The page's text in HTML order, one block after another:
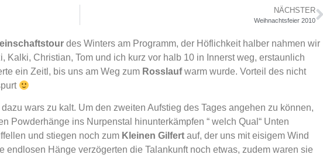
NÄCHSTER
Weihnachtsfeier 2010
des Winters am Programm, der Höflichkeit halber nahmen wir
Kalki, Christian, Tom und ich kurz vor halb 10 in Innerst weg, erstaunlich
ein Zeitl, bis uns am Weg zum Rosslaufwarm wurde. Vorteil des nicht
wars zu kalt. Um den zweiten Aufstieg des Tages angehen zu können,
Powderhänge ins Nurpenstal hinunterkämpfen “ welch Qual“ Unten
und stiegen noch zum Kleinen Gilfert auf, der uns mit eisigem Wind
endlosen Hänge verzögerten die Talankunft noch etwas, zudem waren sie